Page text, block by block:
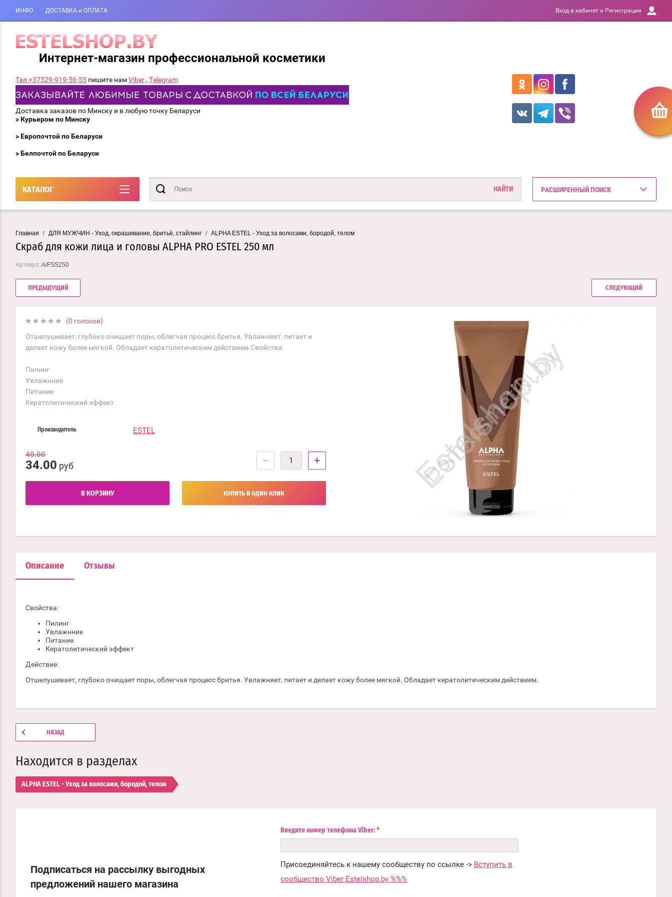
ИНФО ДОСТАВКА и ОПЛАТА Вход в кабинет и Регистрация
Интернет-магазин профессиональной косметики
Тел +37529-919-56-55 пишите намViber , Telegram
Доставка заказов по Минску и в любую точку Беларуси
> Курьером по Минску
> Европочтой по Беларуси
> Белпочтой по Беларуси
КАТАЛОГ РАСШИРЕННЫЙ ПОИСК
Главная / ДЛЯ МУЖЧИН - Уход, окрашивание, бритьё, стайлинг / ALPHA ESTEL - Уход за волосами, бородой, телом
Скраб для кожи лица и головы ALPHA PRO ESTEL 250 мл
Артикул: A/FSS250
ПРЕДЫДУЩИЙ СЛЕДУЮЩИЙ
(0 голосов)
Отшелушивает, глубоко очищает поры, облегчая процесс бритья. Увлажняет, питает и
делает кожу более мягкой. Обладает кератолитическим действием.Свойства:
Пилинг
Увлажнние
Питание
Кератолитический эффект
Производитель ESTEL
40.00
34.00 руб − +
В КОРЗИНУ КУПИТЬ В ОДИН КЛИК
Описание Отзывы
Свойства:
Пилинг
Увлажнние
Питание
Кератолитический эффект
Действие:
Отшелушивает, глубоко очищает поры, облегчая процесс бритья. Увлажняет, питает и делает кожу более мягкой. Обладает кератолитическим действием.
НАЗАД
Находится в разделах
ALPHA ESTEL - Уход за волосами, бородой, телом
Подписаться на рассылку выгодных
предложений нашего магазина
Введите номер телефона Viber: *
Присоединяйтесь к нашему сообществу по ссылке -> Вступить в
сообщество Viber Estelshop.by %%%